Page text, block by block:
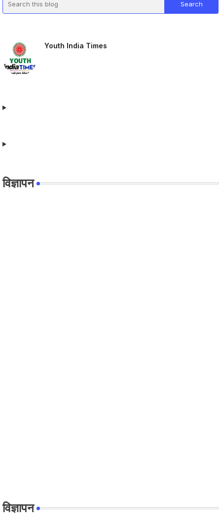
Youth India Times
विज्ञापन
विज्ञापन